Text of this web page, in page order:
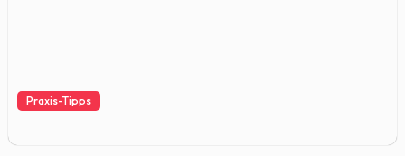
Praxis-Tipps